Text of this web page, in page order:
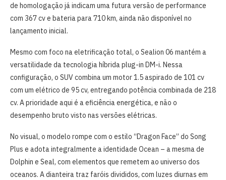
de homologação já indicam uma futura versão de performance
com 367 cv e bateria para 710 km, ainda não disponível no
lançamento inicial.
Mesmo com foco na eletrificação total, o Sealion 06 mantém a
versatilidade da tecnologia híbrida plug-in DM-i. Nessa
configuração, o SUV combina um motor 1.5 aspirado de 101 cv
com um elétrico de 95 cv, entregando potência combinada de 218
cv. A prioridade aqui é a eficiência energética, e não o
desempenho bruto visto nas versões elétricas.
No visual, o modelo rompe com o estilo “Dragon Face” do Song
Plus e adota integralmente a identidade Ocean – a mesma de
Dolphin e Seal, com elementos que remetem ao universo dos
oceanos. A dianteira traz faróis divididos, com luzes diurnas em